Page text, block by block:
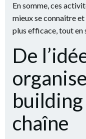
En somme, ces
mieux se connaître
plus efficace, tout en
De
chaîne